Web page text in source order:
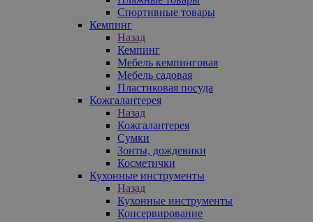
Спортивные товары
Кемпинг
Назад
Кемпинг
Мебель кемпинговая
Мебель садовая
Пластиковая посуда
Кожгалантерея
Назад
Кожгалантерея
Сумки
Зонты, дождевики
Косметички
Кухонные инструменты
Назад
Кухонные инструменты
Консервирование